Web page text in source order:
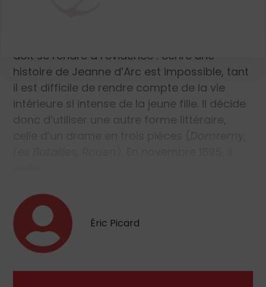
doit se rendre à l’évidence : écrire une
histoire de Jeanne d’Arc est impossible, tant
il est difficile de rendre compte de la vie
intérieure si intense de la jeune fille. Il décide
donc d’utiliser une autre forme littéraire,
Éric Picard